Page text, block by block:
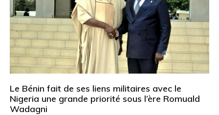
Le Bénin fait de ses liens militaires avec le
Nigeria une grande priorité sous l’ère Romuald
Wadagni